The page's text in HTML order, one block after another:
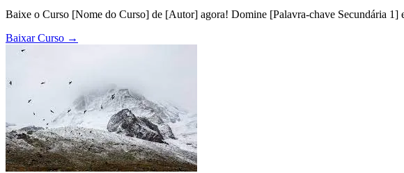
Baixe o Curso [Nome do Curso] de [Autor] agora! Domine [Palavra-chave Secundária 1]
Baixar Curso →